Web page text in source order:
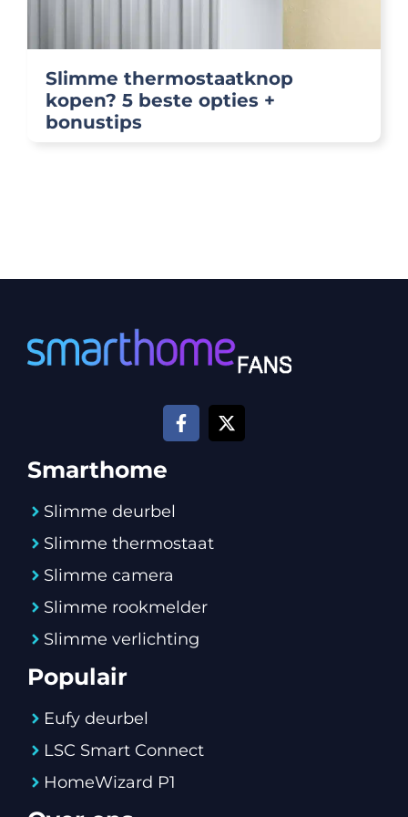
Slimme thermostaatknop
kopen? 5 beste opties +
bonustips
Smarthome
Slimme deurbel
Slimme thermostaat
Slimme camera
Slimme rookmelder
Slimme verlichting
Populair
Eufy deurbel
LSC Smart Connect
HomeWizard P1